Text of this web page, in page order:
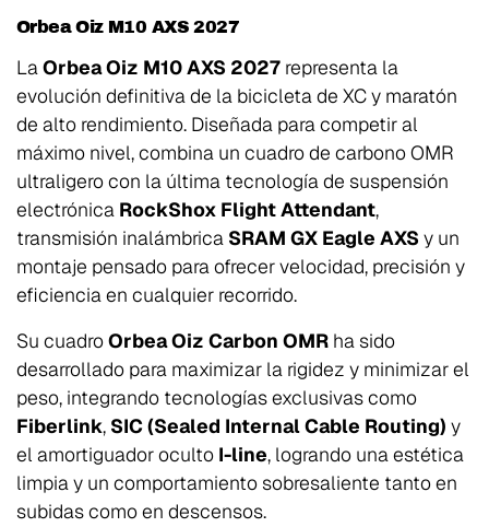
Orbea Oiz M10 AXS 2027
LaOrbea Oiz M10 AXS 2027 representa la
evolución definitiva de la bicicleta de XC y maratón
de alto rendimiento. Diseñada para competir al
máximo nivel, combina un cuadro de carbono OMR
ultraligero con la última tecnología de suspensión
electrónica RockShox Flight Attendant,
transmisión inalámbrica SRAM GX Eagle AXS y un
montaje pensado para ofrecer velocidad, precisión y
eficiencia en cualquier recorrido.
Su cuadroOrbea Oiz Carbon OMR ha sido
desarrollado para maximizar la rigidez y minimizar el
peso, integrando tecnologías exclusivas como
Fiberlink, SIC (Sealed Internal Cable Routing) y
el amortiguador oculto I-line, logrando una estética
limpia y un comportamiento sobresaliente tanto en
subidas como en descensos.